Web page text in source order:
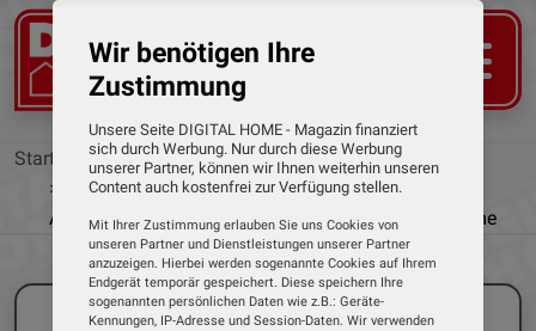
Startseite
News
WLAN-Pool-Thermometer mit Smartphone-
Anbindung - Fit für Automatisierung des Smart Home
Wir benötigen Ihre
Zustimmung
Unsere Seite DIGITAL HOME - Magazin finanziert
sich durch Werbung. Nur durch diese Werbung
unserer Partner, können wir Ihnen weiterhin unseren
Content auch kostenfrei zur Verfügung stellen.
Mit Ihrer Zustimmung erlauben Sie uns Cookies von
unseren Partner und Dienstleistungen unserer Partner
anzuzeigen. Hierbei werden sogenannte Cookies auf Ihrem
Endgerät temporär gespeichert. Diese speichern Ihre
sogenannten persönlichen Daten wie z.B.: Geräte-
Kennungen, IP-Adresse und Session-Daten. Wir verwenden